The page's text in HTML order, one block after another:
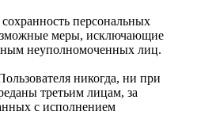
персональных
меры, исключающие
неуполномоченных лиц.
никогда, ни при
третьим лицам, за
с исполнением